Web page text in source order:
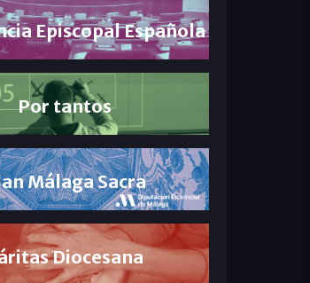
Episcopal Española
Por tantos
Málaga Sacra
Diocesana